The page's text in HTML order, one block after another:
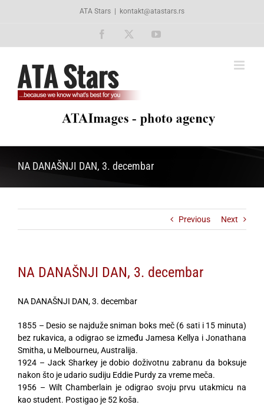
ATA Stars kontakt@atastars.rs
Facebook YouTube
NA DANAŠNJI DAN, 3. decembar
Previous Next
NA DANAŠNJI DAN, 3. decembar
NA DANAŠNJI DAN, 3. decembar
1855 – Desio se najduže sniman boks meč (6 sati i 15 minuta)
bez rukavica, a odigrao se između Jamesa Kellya i Jonathana
Smitha, u Melbourneu, Australija.
1924 – Jack Sharkey je dobio doživotnu zabranu da boksuje
nakon što je udario sudiju Eddie Purdy za vreme meča.
1956 – Wilt Chamberlain je odigrao svoju prvu utakmicu na
kao student. Postigao je 52 koša.